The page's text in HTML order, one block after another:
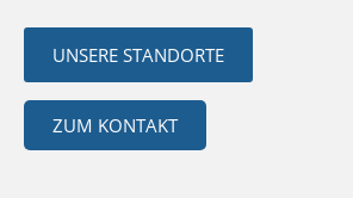
UNSERE STANDORTE
ZUM KONTAKT